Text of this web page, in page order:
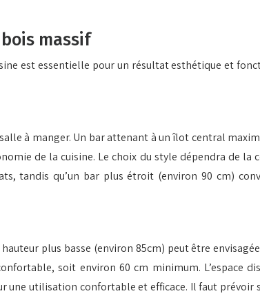
massif
est essentielle pour un résultat esthétique et
à manger. Un bar attenant à un îlot central
de la cuisine. Le choix du style dépendra de
tandis qu’un bar plus étroit (environ 90 cm)
plus basse (environ 85cm) peut être
soit environ 60 cm minimum. L’espace
utilisation confortable et efficace. Il faut prévoir